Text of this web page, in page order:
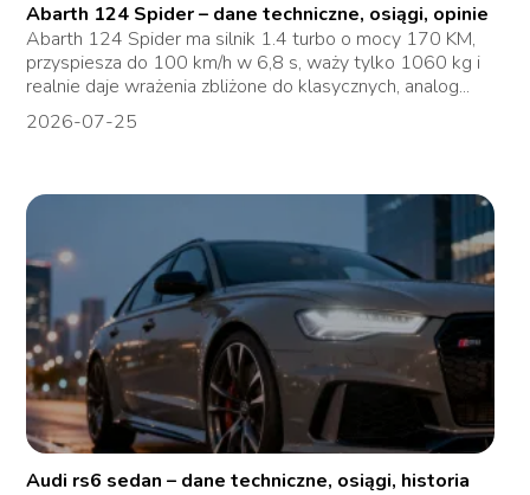
Abarth 124 Spider – dane techniczne, osiągi, opinie
Abarth 124 Spider ma silnik 1.4 turbo o mocy 170 KM,
przyspiesza do 100 km/h w 6,8 s, waży tylko 1060 kg i
realnie daje wrażenia zbliżone do klasycznych, analog...
2026-07-25
Audi rs6 sedan – dane techniczne, osiągi, historia